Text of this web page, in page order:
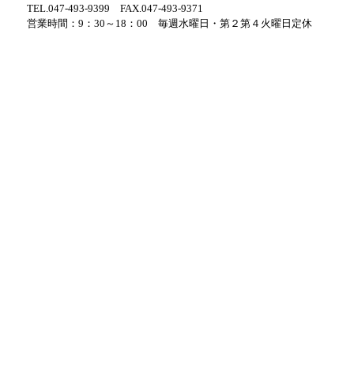
TEL.047-493-9399 FAX.047-493-9371
営業時間：9：30～18：00 毎週水曜日・第２第４火曜日定休